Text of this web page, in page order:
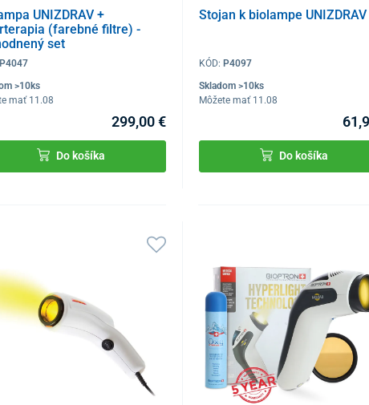
UNIZDRAV +
(farebné filtre) -
set
P4047
>10ks
mať 11.08
299,00 €
Do košíka
Stojan k biolampe UNIZDRAV
KÓD: P4097
Skladom >10ks
Môžete mať 11.08
Do košíka